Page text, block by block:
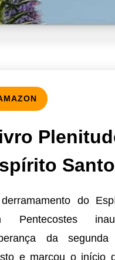
Santo
do
Pentecostes
da
e marcou o início